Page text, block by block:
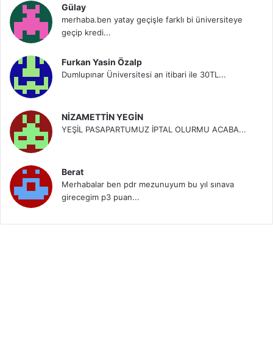
Gülay
merhaba.ben yatay geçişle farklı bi üniversiteye
geçip kredi...
Furkan Yasin Özalp
Dumlupınar Üniversitesi an itibari ile 30TL...
NİZAMETTİN YEGİN
YEŞİL PASAPARTUMUZ İPTAL OLURMU ACABA...
Berat
Merhabalar ben pdr mezunuyum bu yıl sınava
girecegim p3 puan...